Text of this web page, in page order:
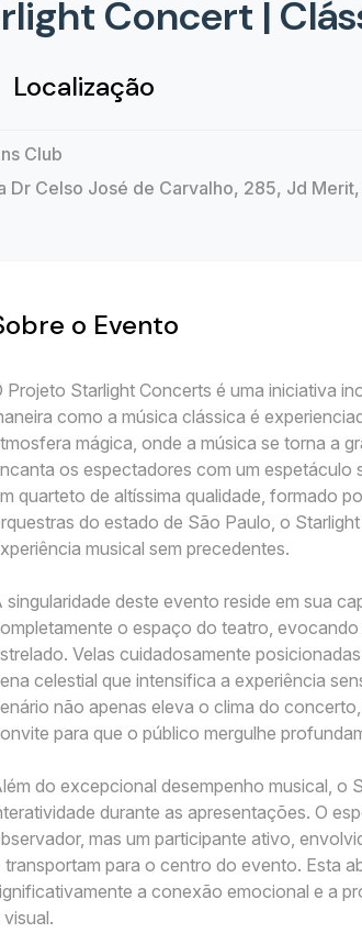
Concert |
Localização
Club
Dr Celso José de Carvalho, 285, Jd
o Evento
Projeto Starlight Concerts é uma iniciativa
como a música clássica é
mágica, onde a música se torna a
os espectadores com um espetáculo
quarteto de altíssima qualidade, formado
do estado de São Paulo, o
musical sem precedentes.
singularidade deste evento reside em sua
o espaço do teatro,
Velas cuidadosamente
celestial que intensifica a experiência
não apenas eleva o clima do
para que o público mergulhe
do excepcional desempenho musical, o
durante as apresentações. O
mas um participante ativo,
transportam para o centro do evento. Esta
a conexão emocional e a
visual.